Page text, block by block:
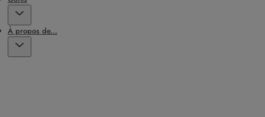
À propos de...